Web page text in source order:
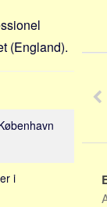
(England).
i